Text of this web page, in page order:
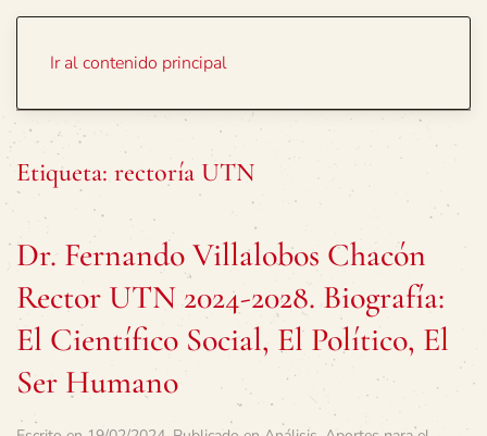
Ir al contenido principal
Etiqueta: rectoría UTN
Dr. Fernando Villalobos Chacón
Rector UTN 2024-2028. Biografía:
El Científico Social, El Político, El
Ser Humano